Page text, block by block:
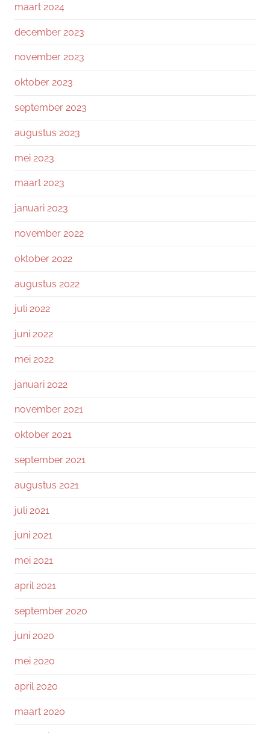
maart 2024
december 2023
november 2023
oktober 2023
september 2023
augustus 2023
mei 2023
maart 2023
januari 2023
november 2022
oktober 2022
augustus 2022
juli 2022
juni 2022
mei 2022
januari 2022
november 2021
oktober 2021
september 2021
augustus 2021
juli 2021
juni 2021
mei 2021
april 2021
september 2020
juni 2020
mei 2020
april 2020
maart 2020